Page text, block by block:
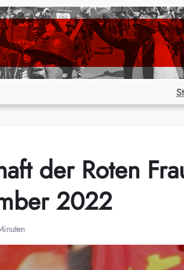
der Roten
2022